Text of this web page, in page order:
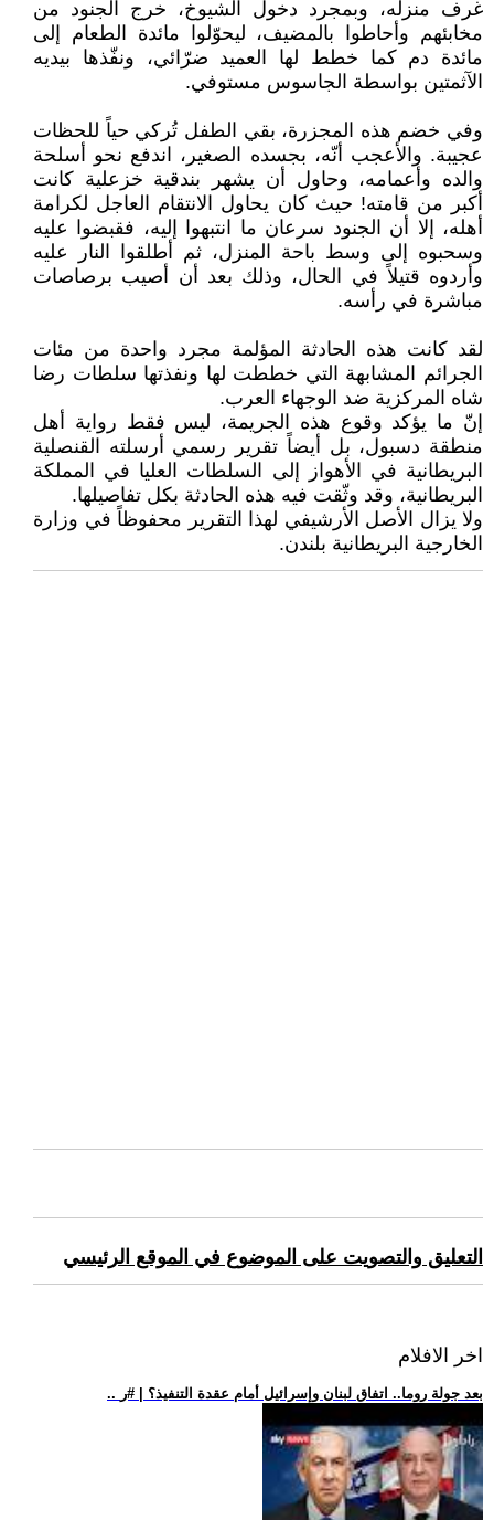
غرف منزله، وبمجرد دخول الشيوخ، خرج الجنود من
مخابئهم وأحاطوا بالمضيف، ليحوّلوا مائدة الطعام إلى
مائدة دم كما خطط لها العميد ضرّائي، ونفّذها بيديه
الآثمتين بواسطة الجاسوس مستوفي.
وفي خضم هذه المجزرة، بقي الطفل تُركي حياً للحظات
عجيبة. والأعجب أنّه، بجسده الصغير، اندفع نحو أسلحة
والده وأعمامه، وحاول أن يشهر بندقية خزعلية كانت
أكبر من قامته! حيث كان يحاول الانتقام العاجل لكرامة
أهله، إلا أن الجنود سرعان ما انتبهوا إليه، فقبضوا عليه
وسحبوه إلى وسط باحة المنزل، ثم أطلقوا النار عليه
وأردوه قتيلاً في الحال، وذلك بعد أن أصيب برصاصات
مباشرة في رأسه.
لقد كانت هذه الحادثة المؤلمة مجرد واحدة من مئات
الجرائم المشابهة التي خططت لها ونفذتها سلطات رضا
شاه المركزية ضد الوجهاء العرب.
إنّ ما يؤكد وقوع هذه الجريمة، ليس فقط رواية أهل
منطقة دسبول، بل أيضاً تقرير رسمي أرسلته القنصلية
البريطانية في الأهواز إلى السلطات العليا في المملكة
البريطانية، وقد وثّقت فيه هذه الحادثة بكل تفاصيلها.
ولا يزال الأصل الأرشيفي لهذا التقرير محفوظاً في وزارة
الخارجية البريطانية بلندن.
التعليق والتصويت على الموضوع في الموقع الرئيسي
اخر الافلام
.. بعد جولة روما.. اتفاق لبنان وإسرائيل أمام عقدة التنفيذ؟ | #ر